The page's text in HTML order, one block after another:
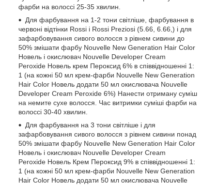
фарби на волоссі 25-35 хвилин.
Для фарбування на 1-2 тони світліше, фарбування в
червоні відтінки Rossi і Rossi Preziosi (5.66, 6.66,) і для
зафарбовування сивого волосся з рівнем сивини до
50% змішати фарбу Nouvelle New Generation Hair Color
Новель і окислювач Nouvelle Developer Cream
Peroxide Новель крем Пероксид 6% в співвідношенні 1:
1 (на кожні 50 мл крем-фарби Nouvelle New Generation
Hair Color Новель додати 50 мл окислювача Nouvelle
Developer Cream Peroxide 6%) Нанести отриману суміш
на немите сухе волосся. Час витримки суміші фарби на
волоссі 30-40 хвилин.
Для фарбування на 3 тони світліше і для
зафарбовування сивого волосся з рівнем сивини понад
50% змішати фарбу Nouvelle New Generation Hair Color
Новель і окислювач Nouvelle Developer Cream
Peroxide Новель Крем Пероксид 9% в співвідношенні 1:
1 (на кожні 50 мл крем-фарби Nouvelle New Generation
Hair Color Новель додати 50 мл окислювача Nouvelle